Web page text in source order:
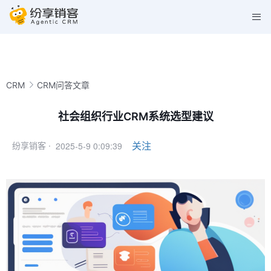
CRM CRM问答文章
社会组织行业CRM系统选型建议
纷享销客 · 2025-5-9 0:09:39 关注